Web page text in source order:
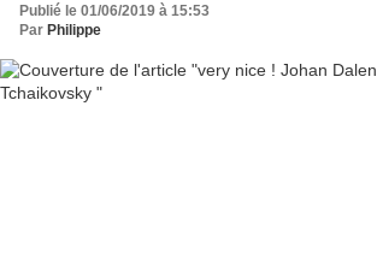
Publié le 01/06/2019 à 15:53
Par Philippe